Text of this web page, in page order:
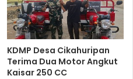
KDMP Desa Cikahuripan
Terima Dua Motor Angkut
Kaisar 250 CC